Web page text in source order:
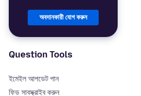
অবদানকারী যোগ করুন
Question Tools
ইমেইল আপডেট পান
ফিড সাবস্ক্রাইব করুন